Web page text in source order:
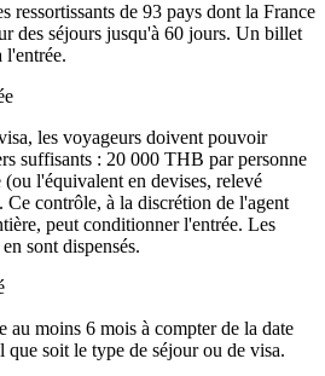
ressortissants de 93 pays dont la France
des séjours jusqu'à 60 jours. Un billet
l'entrée.
les voyageurs doivent pouvoir
suffisants : 20 000 THB par personne
l'équivalent en devises, relevé
Ce contrôle, à la discrétion de l'agent
peut conditionner l'entrée. Les
sont dispensés.
au moins 6 mois à compter de la date
soit le type de séjour ou de visa.